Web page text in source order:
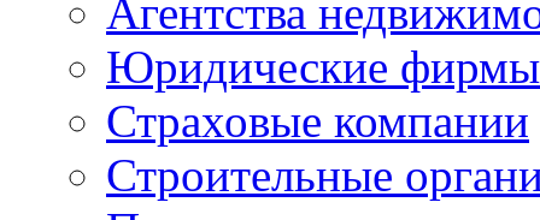
Агентства
Юридические фирмы
Страховые компании
Строительные